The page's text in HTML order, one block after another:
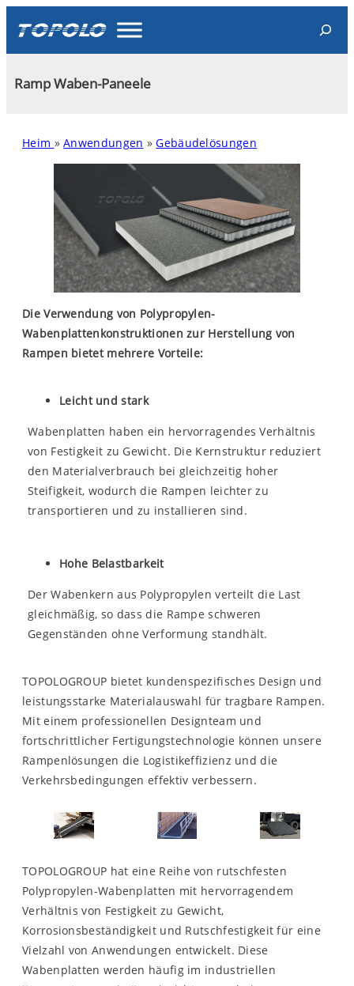
content
Search
Ramp Waben-Paneele
Heim »Anwendungen »Gebäudelösungen
Die Verwendung von Polypropylen-
Wabenplattenkonstruktionen zur Herstellung von
Rampen bietet mehrere Vorteile:
Leicht und stark
Wabenplatten haben ein hervorragendes Verhältnis
von Festigkeit zu Gewicht. Die Kernstruktur reduziert
den Materialverbrauch bei gleichzeitig hoher
Steifigkeit, wodurch die Rampen leichter zu
transportieren und zu installieren sind.
Hohe Belastbarkeit
Der Wabenkern aus Polypropylen verteilt die Last
gleichmäßig, so dass die Rampe schweren
Gegenständen ohne Verformung standhält.
TOPOLOGROUP bietet kundenspezifisches Design und
leistungsstarke Materialauswahl für tragbare Rampen.
Mit einem professionellen Designteam und
fortschrittlicher Fertigungstechnologie können unsere
Rampenlösungen die Logistikeffizienz und die
Verkehrsbedingungen effektiv verbessern.
TOPOLOGROUP hat eine Reihe von rutschfesten
Polypropylen-Wabenplatten mit hervorragendem
Verhältnis von Festigkeit zu Gewicht,
Korrosionsbeständigkeit und Rutschfestigkeit für eine
Vielzahl von Anwendungen entwickelt. Diese
Wabenplatten werden häufig im industriellen